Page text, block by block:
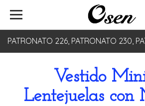
PATRONATO 226, PATRONATO 230,
Vestido
Lentejuelas con